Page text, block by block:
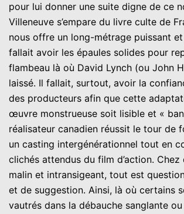
pour lui donner une suite digne de ce
Villeneuve s’empare du livre culte de
nous offre un long-métrage puissant
fallait avoir les épaules solides pour
flambeau là où David Lynch (ou John
laissé. Il fallait, surtout, avoir la
des producteurs afin que cette
œuvre monstrueuse soit lisible et «
réalisateur canadien réussit le tour de
un casting intergénérationnel tout en
clichés attendus du film d’action. Chez
malin et intransigeant, tout est
et de suggestion. Ainsi, là où certains
vautrés dans la débauche sanglante